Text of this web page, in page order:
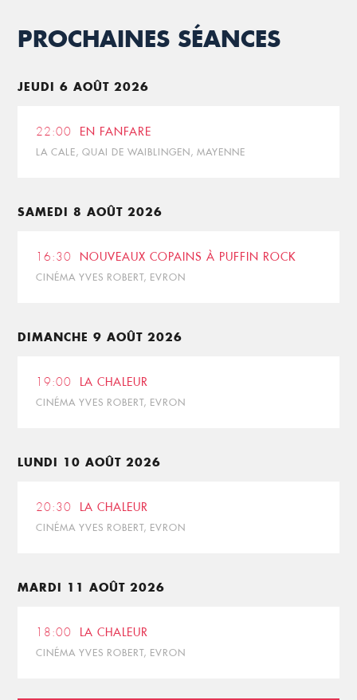
PROCHAINES SÉANCES
JEUDI 6 AOÛT 2026
22:00 EN FANFARE
LA CALE, QUAI DE WAIBLINGEN, MAYENNE
SAMEDI 8 AOÛT 2026
16:30 NOUVEAUX COPAINS À PUFFIN ROCK
CINÉMA YVES ROBERT, EVRON
DIMANCHE 9 AOÛT 2026
19:00 LA CHALEUR
CINÉMA YVES ROBERT, EVRON
LUNDI 10 AOÛT 2026
20:30 LA CHALEUR
CINÉMA YVES ROBERT, EVRON
MARDI 11 AOÛT 2026
18:00 LA CHALEUR
CINÉMA YVES ROBERT, EVRON